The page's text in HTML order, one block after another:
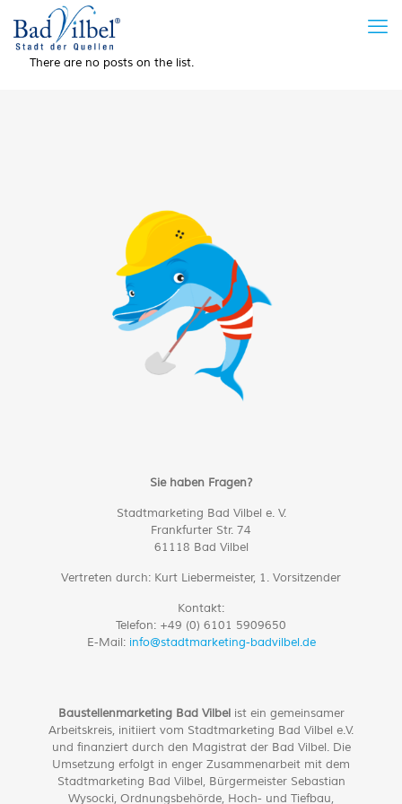
There are no posts on the list.
Sie haben Fragen?
Stadtmarketing Bad Vilbel e. V.
Frankfurter Str. 74
61118 Bad Vilbel
Vertreten durch: Kurt Liebermeister, 1. Vorsitzender
Kontakt:
Telefon: +49 (0) 6101 5909650
E-Mail: info@stadtmarketing-badvilbel.de
Baustellenmarketing Bad Vilbelist ein gemeinsamer
Arbeitskreis, initiiert vom Stadtmarketing Bad Vilbel e.V.
und finanziert durch den Magistrat der Bad Vilbel. Die
Umsetzung erfolgt in enger Zusammenarbeit mit dem
Stadtmarketing Bad Vilbel, Bürgermeister Sebastian
Wysocki, Ordnungsbehörde, Hoch- und Tiefbau,